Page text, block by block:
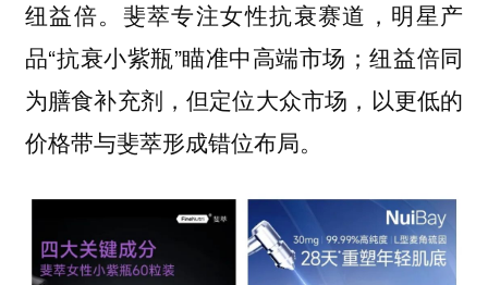
纽益倍。斐萃专注女性抗衰赛道，明星产
品“抗衰小紫瓶”瞄准中高端市场；纽益倍同
为膳食补充剂，但定位大众市场，以更低的
价格带与斐萃形成错位布局。